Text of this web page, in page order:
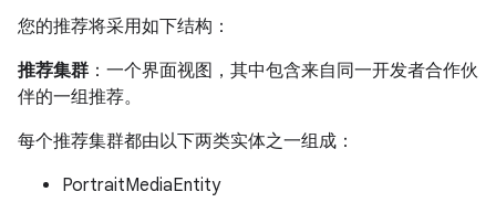
您的推荐将采用如下结构：
推荐集群 ：一个界面视图，其中包含来自同一开发者合作伙
伴的一组推荐。
每个推荐集群都由以下两类实体之一组成：
PortraitMediaEntity